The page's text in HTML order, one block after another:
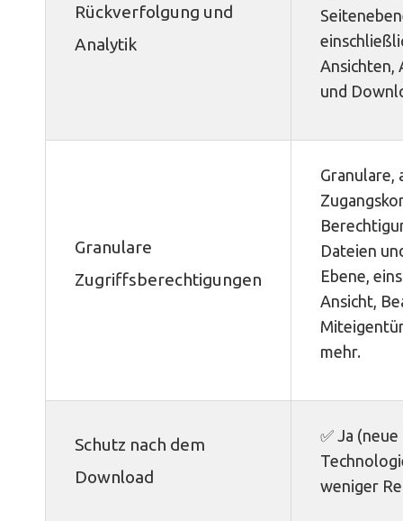
Rückverfolgung und
Analytik
Ansichten,
und
Granulare
Zugriffsberechtigungen
Granulare,
Dateien
Ebene,
Ansicht,
mehr.
Schutz nach dem
Download
✅ Ja (neue
weniger